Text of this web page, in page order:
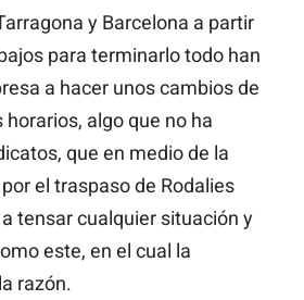
y Barcelona a partir
para terminarlo todo han
a hacer unos cambios de
algo que no ha
que en medio de la
el traspaso de Rodalies
tensar cualquier situación y
este, en el cual la
razón.